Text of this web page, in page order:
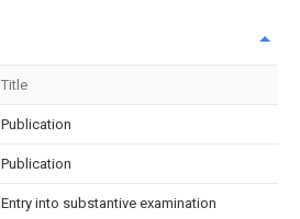
Title
Publication
Publication
Entry into substantive examination